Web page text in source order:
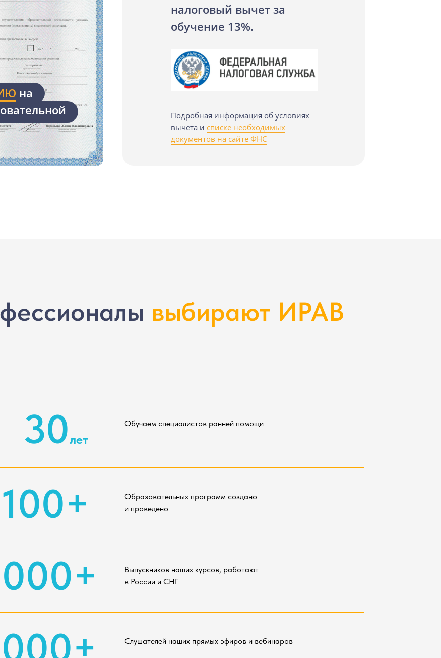
налоговый вычет за
обучение 13%.
Подробная информация об условиях
вычета и списке необходимых
документов на сайте ФНС
на
выбирают ИРАВ
30 Обучаем специалистов ранней помощи
100+
Образовательных программ создано
и проведено
Выпускников наших курсов, работают
в России и СНГ
Слушателей наших прямых эфиров и вебинаров
лет